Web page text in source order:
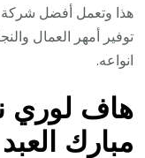
هذا وتعمل أفضل
توفير أمهر العمال
انواعه.
هاف لوري
مبارك العبد